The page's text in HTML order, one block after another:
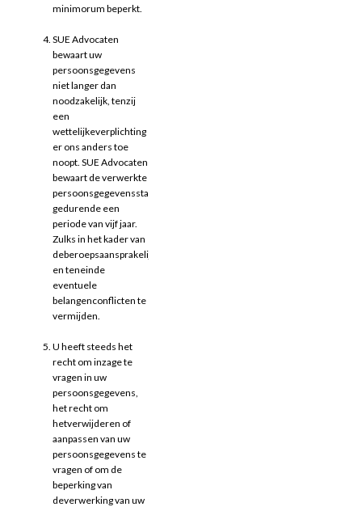
minimorum beperkt.
SUE Advocaten
bewaart uw
persoonsgegevens
niet langer dan
noodzakelijk, tenzij
een
wettelijkeverplichting
er ons anders toe
noopt. SUE Advocaten
bewaart de verwerkte
persoonsgegevensstandaard
gedurende een
periode van vijf jaar.
Zulks in het kader van
deberoepsaansprakelijkheid
en teneinde
eventuele
belangenconflicten te
vermijden.
U heeft steeds het
recht om inzage te
vragen in uw
persoonsgegevens,
het recht om
hetverwijderen of
aanpassen van uw
persoonsgegevens te
vragen of om de
beperking van
deverwerking van uw